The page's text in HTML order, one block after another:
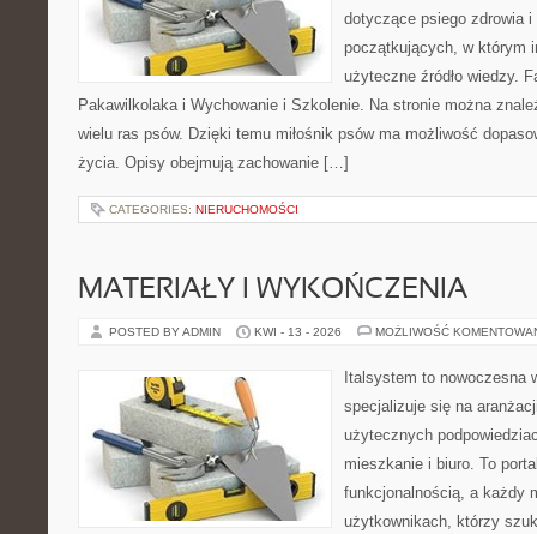
dotyczące psiego zdrowia
początkujących, w którym
użyteczne źródło wiedzy.
Pakawilkolaka i Wychowanie i Szkolenie. Na stronie można
wielu ras psów. Dzięki temu miłośnik psów ma możliwość
życia. Opisy obejmują zachowanie […]
CATEGORIES: NIERUCHOMOŚCI
MATERIAŁY I WYKOŃCZENIA
POSTED BY ADMIN KWI - 13 - 2026 MOŻLIWOŚĆ
Italsystem to nowoczesna
specjalizuje się na
użytecznych
mieszkanie i biuro. To
funkcjonalnością, a każdy
użytkownikach, którzy